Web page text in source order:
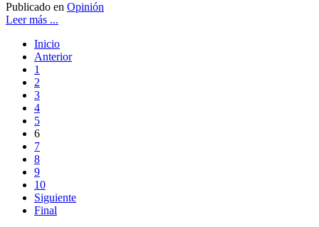
Publicado en Opinión
Leer más ...
Inicio
Anterior
1
2
3
4
5
6
7
8
9
10
Siguiente
Final